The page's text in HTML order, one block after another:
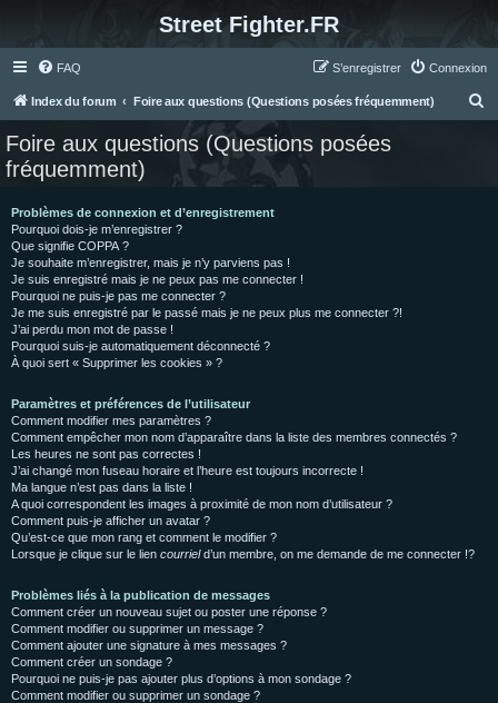
Street Fighter.FR
FAQ Connexion
S’enregistrer
Index du forum Foire aux questions (Questions posées fréquemment)
Foire aux questions (Questions posées
fréquemment)
Problèmes de connexion et d’enregistrement
Pourquoi dois-je m’enregistrer ?
Que signifie COPPA ?
Je souhaite m’enregistrer, mais je n’y parviens pas !
Je suis enregistré mais je ne peux pas me connecter !
Pourquoi ne puis-je pas me connecter ?
Je me suis enregistré par le passé mais je ne peux plus me connecter ?!
J’ai perdu mon mot de passe !
Pourquoi suis-je automatiquement déconnecté ?
À quoi sert « Supprimer les cookies » ?
Paramètres et préférences de l’utilisateur
Comment modifier mes paramètres ?
Comment empêcher mon nom d’apparaître dans la liste des membres connectés ?
Les heures ne sont pas correctes !
J’ai changé mon fuseau horaire et l’heure est toujours incorrecte !
Ma langue n’est pas dans la liste !
A quoi correspondent les images à proximité de mon nom d’utilisateur ?
Comment puis-je afficher un avatar ?
Qu’est-ce que mon rang et comment le modifier ?
Lorsque je clique sur le lien courrield’un membre, on me demande de me connecter !?
Problèmes liés à la publication de messages
Comment créer un nouveau sujet ou poster une réponse ?
Comment modifier ou supprimer un message ?
Comment ajouter une signature à mes messages ?
Comment créer un sondage ?
Pourquoi ne puis-je pas ajouter plus d’options à mon sondage ?
Comment modifier ou supprimer un sondage ?